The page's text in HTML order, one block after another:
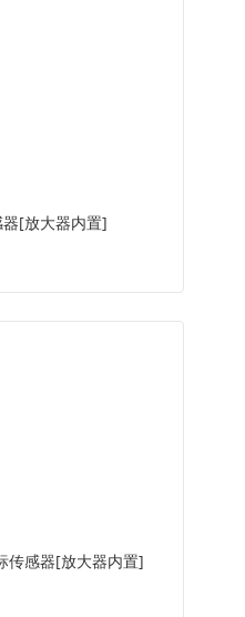
[放大器内置]
传感器[放大器内置]